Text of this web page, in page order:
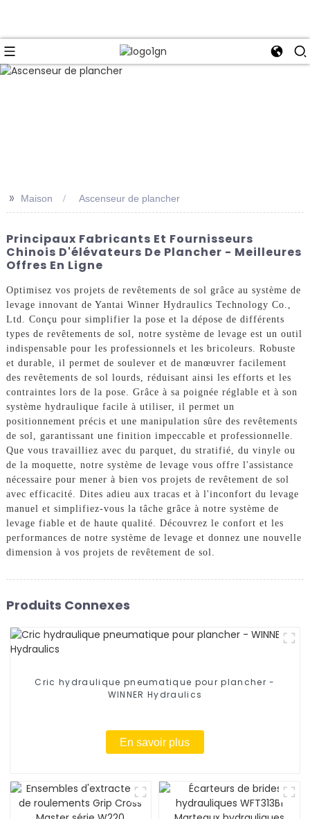
>> Maison Ascenseur de plancher
Principaux Fabricants Et Fournisseurs
Chinois D'élévateurs De Plancher - Meilleures
Offres En Ligne
Optimisez vos projets de revêtements de sol grâce au système de
levage innovant de Yantai Winner Hydraulics Technology Co.,
Ltd. Conçu pour simplifier la pose et la dépose de différents
types de revêtements de sol, notre système de levage est un outil
indispensable pour les professionnels et les bricoleurs. Robuste
et durable, il permet de soulever et de manœuvrer facilement
des revêtements de sol lourds, réduisant ainsi les efforts et les
contraintes lors de la pose. Grâce à sa poignée réglable et à son
système hydraulique facile à utiliser, il permet un
positionnement précis et une manipulation sûre des revêtements
de sol, garantissant une finition impeccable et professionnelle.
Que vous travailliez avec du parquet, du stratifié, du vinyle ou
de la moquette, notre système de levage vous offre l'assistance
nécessaire pour mener à bien vos projets de revêtement de sol
avec efficacité. Dites adieu aux tracas et à l'inconfort du levage
manuel et simplifiez-vous la tâche grâce à notre système de
levage fiable et de haute qualité. Découvrez le confort et les
performances de notre système de levage et donnez une nouvelle
dimension à vos projets de revêtement de sol.
Produits Connexes
Cric hydraulique pneumatique pour plancher -
WINNER Hydraulics
En savoir plus